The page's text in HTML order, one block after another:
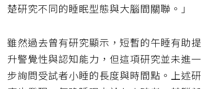
楚研究不同的睡眠型態與大腦間關聯。」
雖然過去曾有研究顯示，短暫的午睡有助提
升警覺性與認知能力，但這項研究並未進一
步詢問受試者小睡的長度與時間點。上述研